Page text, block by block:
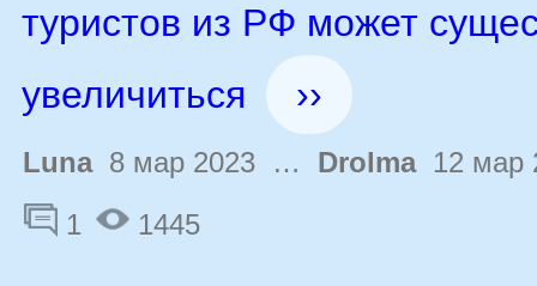
туристов из РФ может
увеличиться
››
Luna8 мар 2023 … Drolma12 мар
1
1445